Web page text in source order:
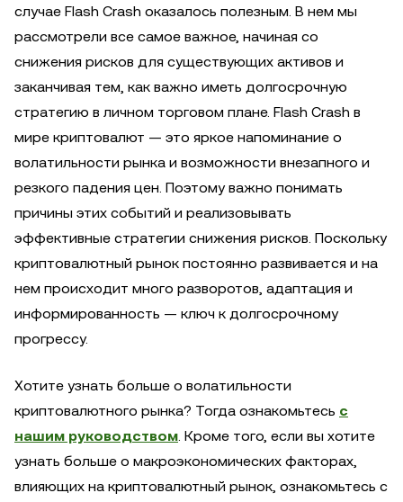
случае Flash Crash оказалось полезным. В нем мы
рассмотрели все самое важное, начиная со
снижения рисков для существующих активов и
заканчивая тем, как важно иметь долгосрочную
стратегию в личном торговом плане. Flash Crash в
мире криптовалют — это яркое напоминание о
волатильности рынка и возможности внезапного и
резкого падения цен. Поэтому важно понимать
причины этих событий и реализовывать
эффективные стратегии снижения рисков. Поскольку
криптовалютный рынок постоянно развивается и на
нем происходит много разворотов, адаптация и
информированность — ключ к долгосрочному
прогрессу.
Хотите узнать больше о волатильности
криптовалютного рынка? Тогда ознакомьтесь с
нашим руководством. Кроме того, если вы хотите
узнать больше о макроэкономических факторах,
влияющих на криптовалютный рынок, ознакомьтесь с